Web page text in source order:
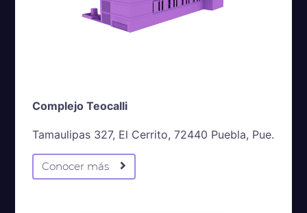
Complejo Teocalli
Tamaulipas 327, El Cerrito, 72440 Puebla, Pue.
Conocer más